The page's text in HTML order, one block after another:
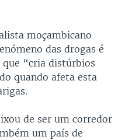
moçambicano
das drogas é
“cria distúrbios
quando afeta esta
de ser um corredor
um país de